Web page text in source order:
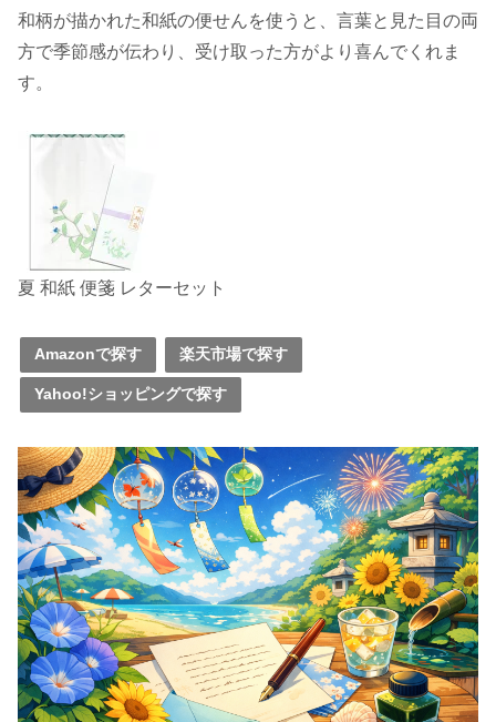
和柄が描かれた和紙の便せんを使うと、言葉と見た目の両
方で季節感が伝わり、受け取った方がより喜んでくれま
す。
夏 和紙 便箋 レターセット
Amazonで探す 楽天市場で探す
Yahoo!ショッピングで探す